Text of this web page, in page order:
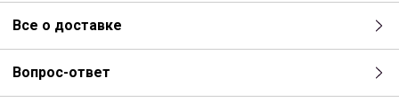
Все о доставке
Вопрос-ответ